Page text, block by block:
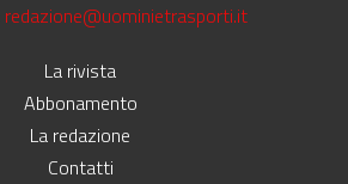
redazione@uominietrasporti.it
La rivista
Abbonamento
La redazione
Contatti